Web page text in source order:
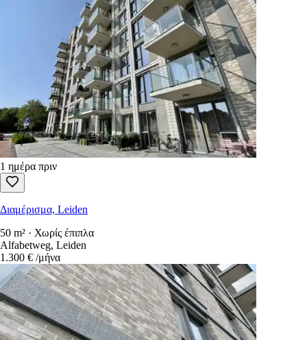
1 ημέρα πριν
Διαμέρισμα, Leiden
50 m² · Χωρίς έπιπλα
Alfabetweg, Leiden
1.300 € /μήνα